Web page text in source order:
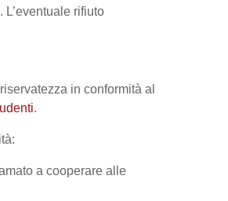
rifiuto
in conformità al
.
a cooperare alle